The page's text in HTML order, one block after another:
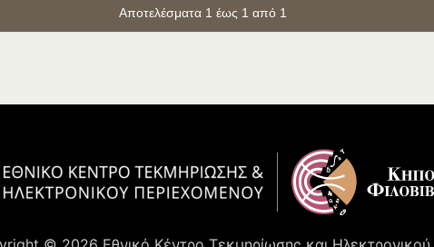
Αποτελέσματα 1 έως 1 από 1